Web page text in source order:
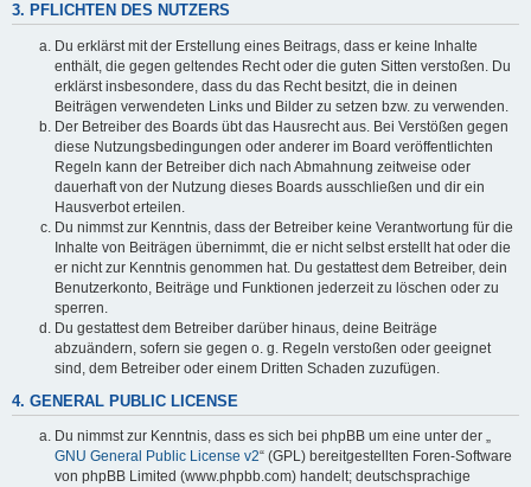
3. PFLICHTEN DES NUTZERS
Du erklärst mit der Erstellung eines Beitrags, dass er keine Inhalte
enthält, die gegen geltendes Recht oder die guten Sitten verstoßen. Du
erklärst insbesondere, dass du das Recht besitzt, die in deinen
Beiträgen verwendeten Links und Bilder zu setzen bzw. zu verwenden.
Der Betreiber des Boards übt das Hausrecht aus. Bei Verstößen gegen
diese Nutzungsbedingungen oder anderer im Board veröffentlichten
Regeln kann der Betreiber dich nach Abmahnung zeitweise oder
dauerhaft von der Nutzung dieses Boards ausschließen und dir ein
Hausverbot erteilen.
Du nimmst zur Kenntnis, dass der Betreiber keine Verantwortung für die
Inhalte von Beiträgen übernimmt, die er nicht selbst erstellt hat oder die
er nicht zur Kenntnis genommen hat. Du gestattest dem Betreiber, dein
Benutzerkonto, Beiträge und Funktionen jederzeit zu löschen oder zu
sperren.
Du gestattest dem Betreiber darüber hinaus, deine Beiträge
abzuändern, sofern sie gegen o. g. Regeln verstoßen oder geeignet
sind, dem Betreiber oder einem Dritten Schaden zuzufügen.
4. GENERAL PUBLIC LICENSE
Du nimmst zur Kenntnis, dass es sich bei phpBB um eine unter der „
GNU General Public License v2“ (GPL) bereitgestellten Foren-Software
von phpBB Limited (www.phpbb.com) handelt; deutschsprachige